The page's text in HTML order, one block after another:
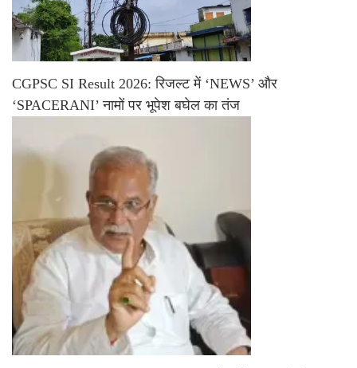
CGPSC SI Result 2026: रिजल्ट में ‘NEWS’ और
‘SPACERANI’ नामों पर भूपेश बघेल का तंज